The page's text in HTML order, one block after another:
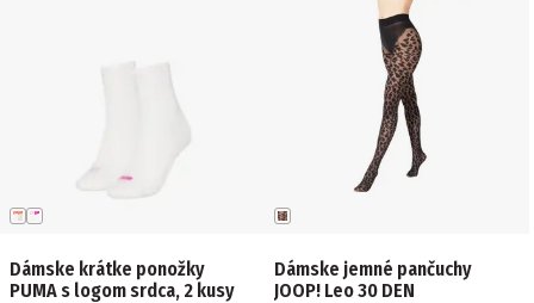
Dámske krátke ponožky
PUMA s logom srdca, 2 kusy
Dámske jemné pančuchy
JOOP! Leo 30 DEN